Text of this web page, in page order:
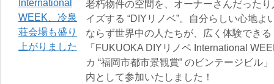
老朽物件の空間を、オーナーさんだった
イズする “DIYリノベ”。自分らしい心地
ならず世界中の人たちが、広く体験でき
「FUKUOKA DIYリノベ International
カ “福岡市都市景観賞” のビンテージビル
内として参加いたしました！